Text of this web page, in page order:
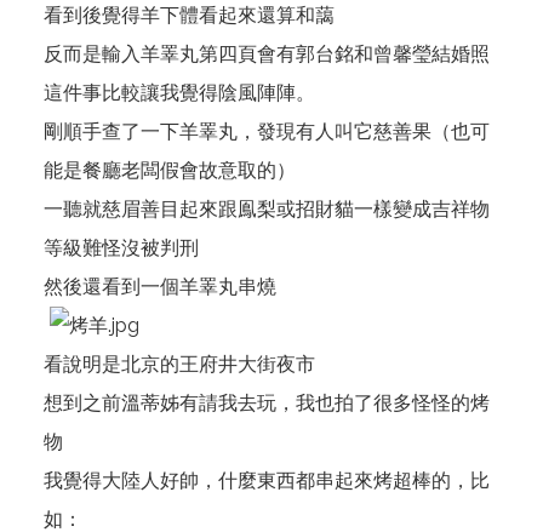
看到後覺得羊下體看起來還算和藹
反而是輸入羊睪丸第四頁會有郭台銘和曾馨瑩結婚照
這件事比較讓我覺得陰風陣陣。
剛順手查了一下羊睪丸，發現有人叫它慈善果（也可
能是餐廳老闆假會故意取的）
一聽就慈眉善目起來跟鳯梨或招財貓一樣變成吉祥物
等級難怪沒被判刑
然後還看到一個羊睪丸串燒
看說明是北京的王府井大街夜市
想到之前溫蒂姊有請我去玩，我也拍了很多怪怪的烤
物
我覺得大陸人好帥，什麼東西都串起來烤超棒的，比
如：